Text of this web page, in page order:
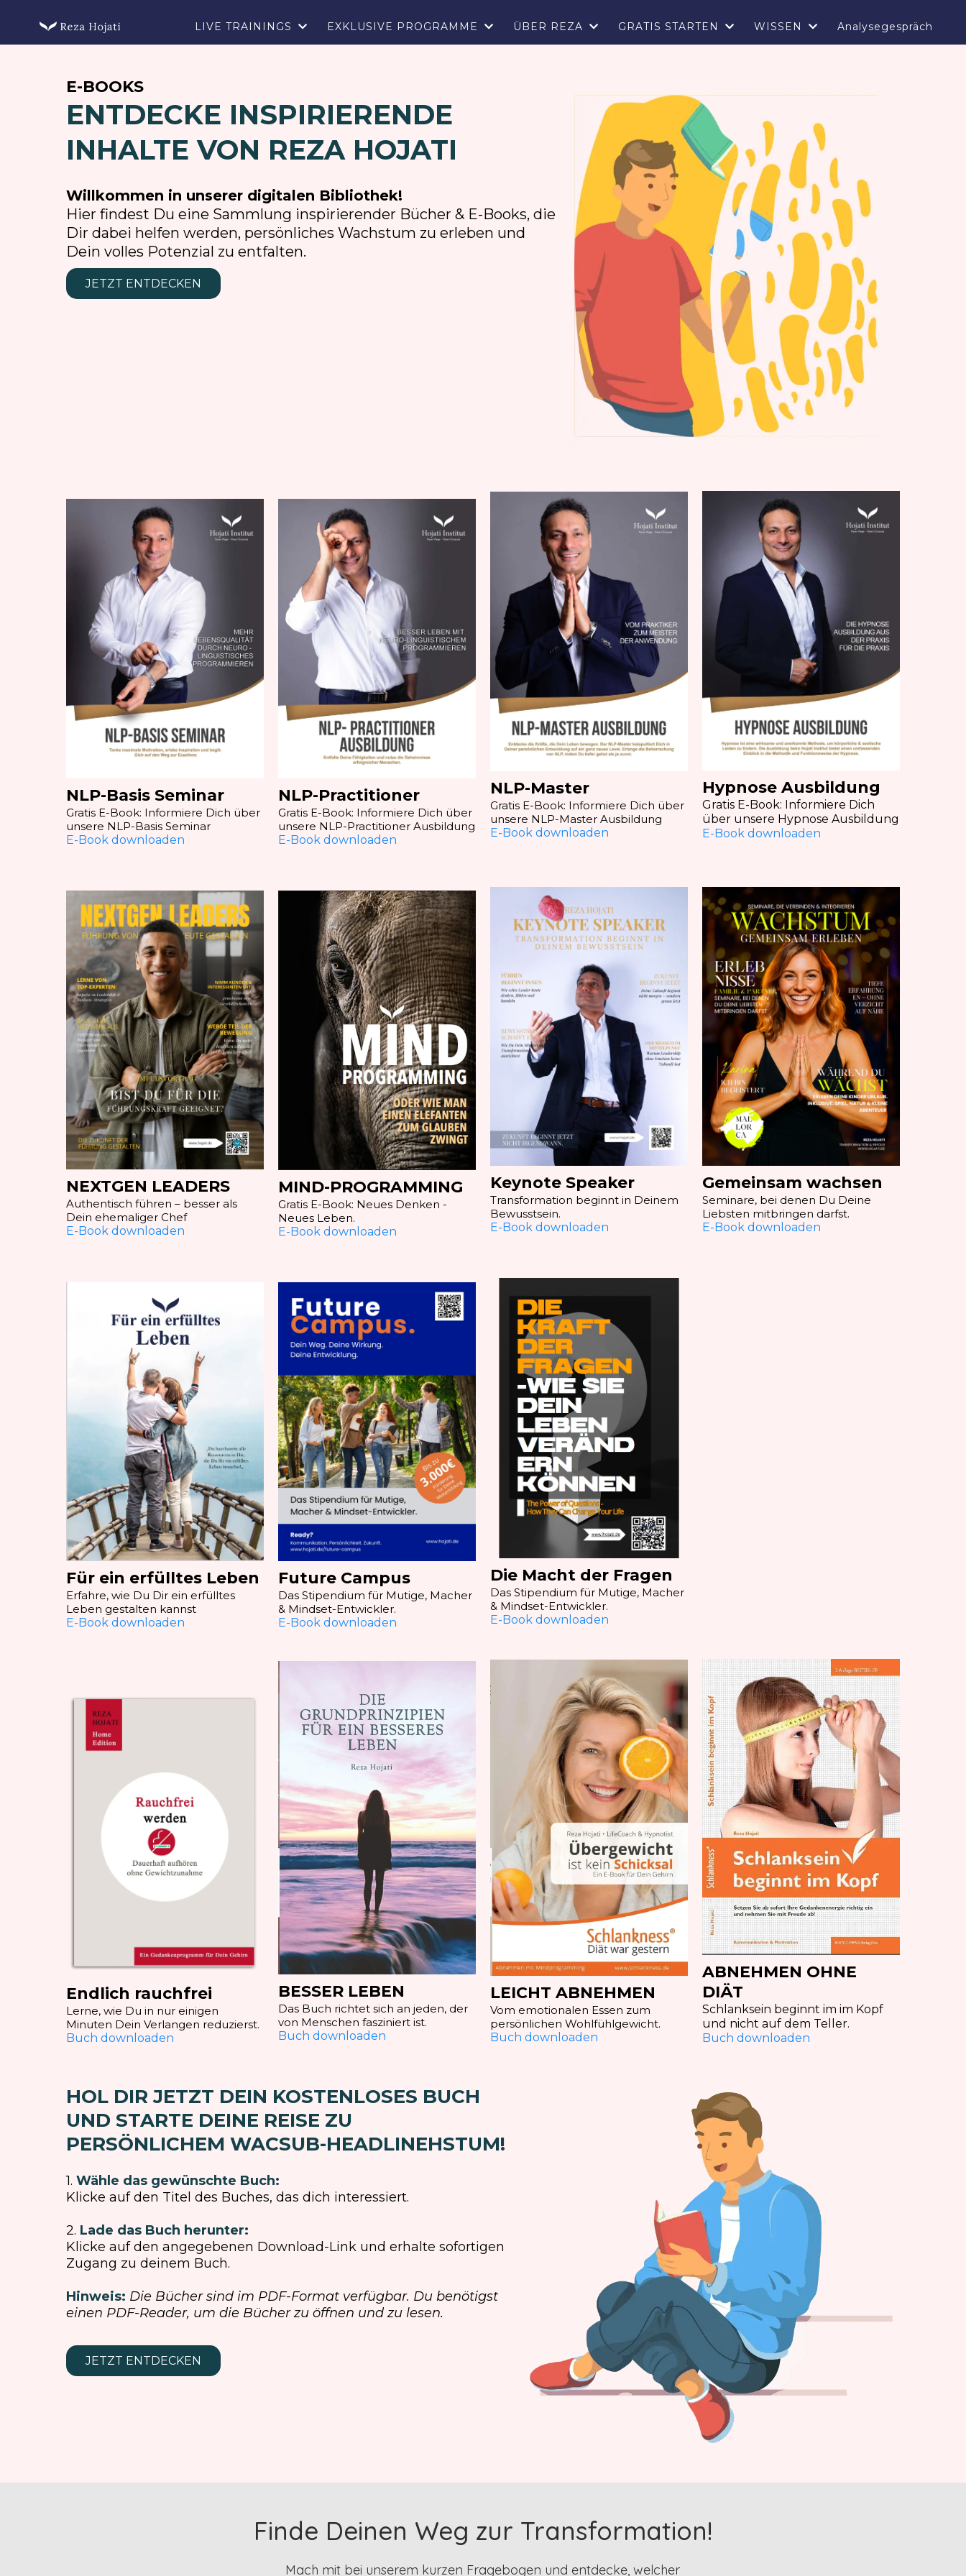
LIVE TRAININGS EXKLUSIVE PROGRAMME ÜBER REZA GRATIS STARTEN WISSEN Analysegespräch
E-BOOKS
ENTDECKE INSPIRIERENDE
INHALTE VON REZA HOJATI
Willkommen in unserer digitalen Bibliothek!
Hier findest Du eine Sammlung inspirierender Bücher & E-Books, die
Dir dabei helfen werden, persönliches Wachstum zu erleben und
Dein volles Potenzial zu entfalten.
JETZT ENTDECKEN
NLP-Basis Seminar
Gratis E-Book: Informiere Dich über
unsere NLP-Basis Seminar
E-Book downloaden
NLP-Practitioner
Gratis E-Book: Informiere Dich über
unsere NLP-Practitioner Ausbildung
E-Book downloaden
NLP-Master
Gratis E-Book: Informiere Dich über
unsere NLP-Master Ausbildung
E-Book downloaden
Hypnose Ausbildung
Gratis E-Book: Informiere Dich
über unsere Hypnose Ausbildung
E-Book downloaden
NEXTGEN LEADERS
Authentisch führen – besser als
Dein ehemaliger Chef
E-Book downloaden
MIND-PROGRAMMING
Gratis E-Book: Neues Denken -
Neues Leben.
E-Book downloaden
Keynote Speaker
Transformation beginnt in Deinem
Bewusstsein.
E-Book downloaden
Gemeinsam wachsen
Seminare, bei denen Du Deine
Liebsten mitbringen darfst.
E-Book downloaden
Für ein erfülltes Leben
Erfahre, wie Du Dir ein erfülltes
Leben gestalten kannst
E-Book downloaden
Future Campus
Das Stipendium für Mutige, Macher
& Mindset-Entwickler.
E-Book downloaden
Die Macht der Fragen
Das Stipendium für Mutige, Macher
& Mindset-Entwickler.
E-Book downloaden
Endlich rauchfrei
Lerne, wie Du in nur einigen
Minuten Dein Verlangen reduzierst.
Buch downloaden
BESSER LEBEN
Das Buch richtet sich an jeden, der
von Menschen fasziniert ist.
Buch downloaden
LEICHT ABNEHMEN
Vom emotionalen Essen zum
persönlichen Wohlfühlgewicht.
Buch downloaden
ABNEHMEN OHNE
DIÄT
Schlanksein beginnt im im Kopf
und nicht auf dem Teller.
Buch downloaden
HOL DIR JETZT DEIN KOSTENLOSES BUCH
UND STARTE DEINE REISE ZU
PERSÖNLICHEM WACSUB-HEADLINEHSTUM!
1. Wähle das gewünschte Buch:
Klicke auf den Titel des Buches, das dich interessiert.
2. Lade das Buch herunter:
Klicke auf den angegebenen Download-Link und erhalte sofortigen
Zugang zu deinem Buch.
Hinweis: Die Bücher sind im PDF-Format verfügbar. Du benötigst
einen PDF-Reader, um die Bücher zu öffnen und zu lesen.
JETZT ENTDECKEN
Finde Deinen Weg zur Transformation!
Mach mit bei unserem kurzen Fragebogen und entdecke, welcher